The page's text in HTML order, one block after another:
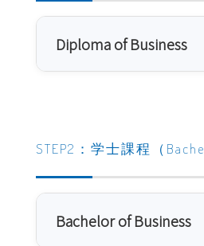
Diploma of Business
STEP2：学士課程（
Bachelor of Business